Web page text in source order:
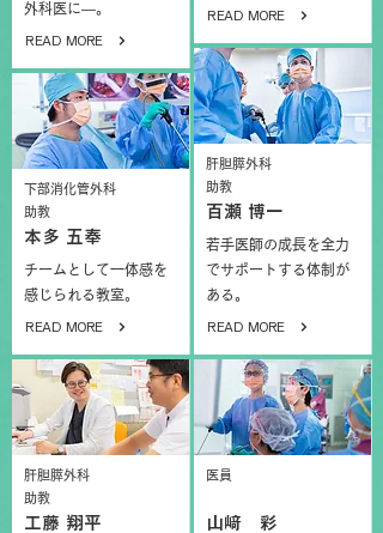
外科医に―。
READ MORE
下部消化管外科
助教
本多 五奉
チームとして一体感を
感じられる教室。
READ MORE
肝胆膵外科
助教
工藤 翔平
READ MORE
肝胆膵外科
助教
百瀬 博一
若手医師の成長を全力
でサポートする体制が
ある。
READ MORE
医員
山﨑 彩